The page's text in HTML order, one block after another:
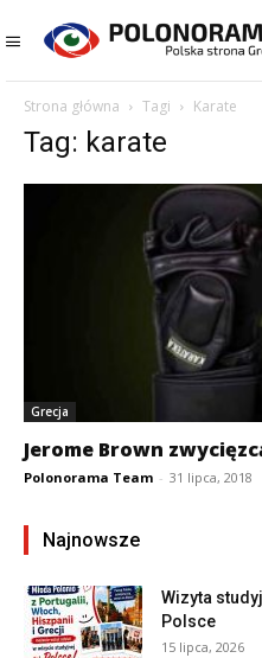
Strona główna Tagi Karate
Tag: karate
Grecja
Jerome Brown
Polonorama Team - 31 lipca, 2018
Najnowsze
Wizyta
Polsce
15 lipca, 2026